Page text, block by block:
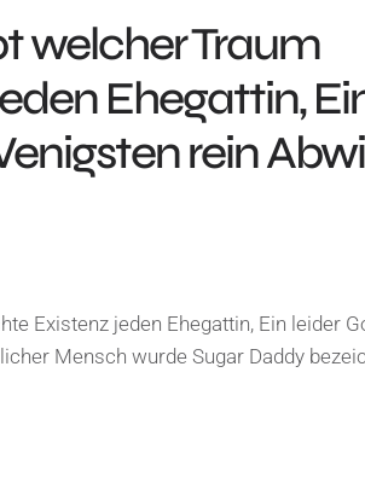
welcher Traum
Ehegattin,
rein
Existenz jeden Ehegattin, Ein leider
Mensch wurde Sugar Daddy